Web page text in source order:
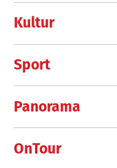
Kultur
Sport
Panorama
OnTour